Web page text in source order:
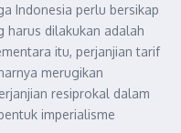
Indonesia perlu bersikap
harus dilakukan adalah
itu, perjanjian tarif
merugikan
resiprokal dalam
imperialisme